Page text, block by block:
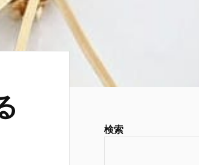
検索